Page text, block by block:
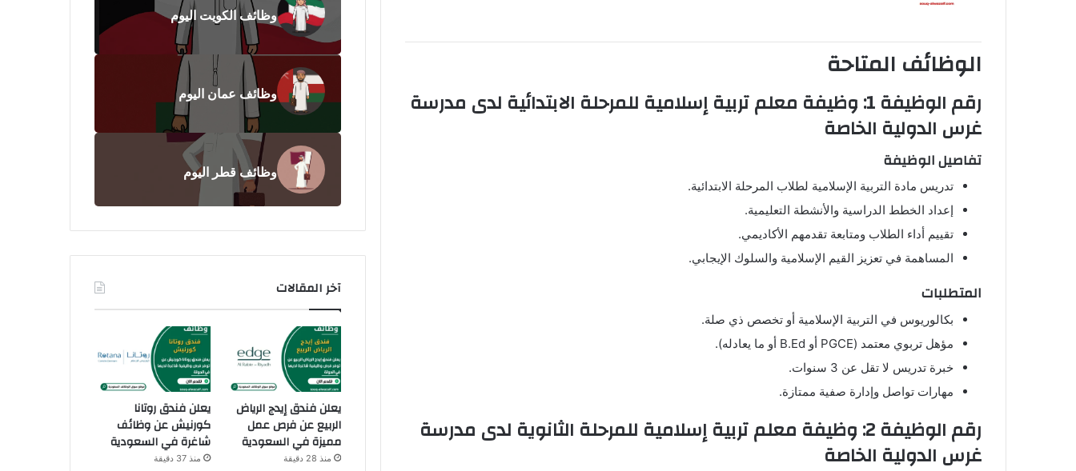
الوظائف المتاحة
رقم الوظيفة 1: وظيفة معلم تربية إسلامية للمرحلة الابتدائية لدى مدرسة
غرس الدولية الخاصة
تفاصيل الوظيفة
تدريس مادة التربية الإسلامية لطلاب المرحلة الابتدائية.
إعداد الخطط الدراسية والأنشطة التعليمية.
تقييم أداء الطلاب ومتابعة تقدمهم الأكاديمي.
المساهمة في تعزيز القيم الإسلامية والسلوك الإيجابي.
المتطلبات
بكالوريوس في التربية الإسلامية أو تخصص ذي صلة.
مؤهل تربوي معتمد (PGCE أو B.Ed أو ما يعادله).
خبرة تدريس لا تقل عن 3 سنوات.
مهارات تواصل وإدارة صفية ممتازة.
رقم الوظيفة 2: وظيفة معلم تربية إسلامية للمرحلة الثانوية لدى مدرسة
غرس الدولية الخاصة
وظائف الكويت اليوم
وظائف عمان اليوم
وظائف قطر اليوم
آخر المقالات
يعلن فندق إيدج الرياض
الربيع عن فرص عمل
مميزة في السعودية
منذ 28 دقيقة
يعلن فندق روتانا
كورنيش عن وظائف
شاغرة في السعودية
منذ 37 دقيقة